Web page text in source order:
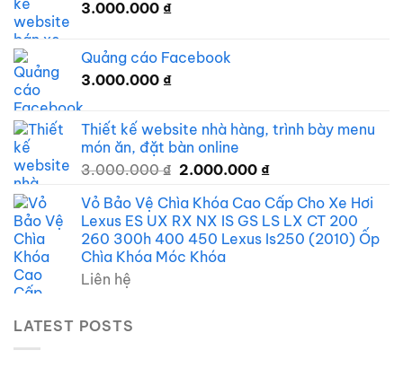
3.000.000 ₫
Quảng cáo Facebook
3.000.000 ₫
Thiết kế website nhà hàng, trình bày menu
món ăn, đặt bàn online
3.000.000₫ Giá
là:
3.000.000 ₫.
2.000.000 ₫Giá
tại
là:
2.000.000 ₫.
Vỏ Bảo Vệ Chìa Khóa Cao Cấp Cho Xe Hơi
Lexus ES UX RX NX IS GS LS LX CT 200
260 300h 400 450 Lexus Is250 (2010) Ốp
Chìa Khóa Móc Khóa
Liên hệ
LATEST POSTS